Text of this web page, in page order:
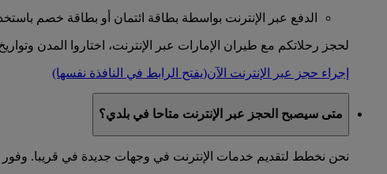
الدفع عبر الإنترنت بواسطة بطاقة ائتمان أو بطاقة خصم
لحجز رحلاتكم مع طيران الإمارات عبر الإنترنت، اختاروا المدن
إجراء حجز عبر الإنترنت الآن(يفتح الرابط في النافذة نفسها)
متى سيصبح الحجز عبر الإنترنت متاحا في بلدي؟
نحن نخطط لتقديم خدمات الإنترنت في وجهات جديدة في قريبا. وفور